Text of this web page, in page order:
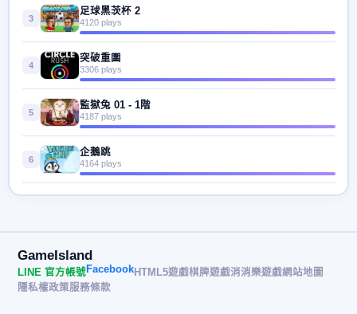
3
足球黑茨杯 2
4120 plays
4
突破重圍
3306 plays
5
監獄兔 01 - 1階
4187 plays
6
企鵝跳
4164 plays
GameIsland
LINE 官方帳號FacebookHTML5遊戲棋牌遊戲消消樂遊戲網站地圖
隱私權政策服務條款